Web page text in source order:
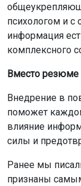
психологом и с
информация
комплексного
Вместо резюме
Внедрение в
поможет
влияние
силы и
Ранее мы
признаны